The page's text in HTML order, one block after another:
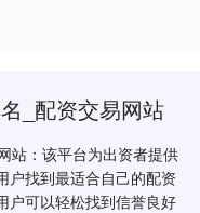
_配资交易网站
站：该平台为出资者提供
户找到最适合自己的配资
户可以轻松找到信誉良好